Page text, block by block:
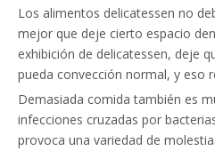
Los alimentos delicatessen no
mejor que deje cierto espacio
exhibición de delicatessen, deje
pueda convección normal, y eso
Demasiada comida también es
infecciones cruzadas por
provoca una variedad de